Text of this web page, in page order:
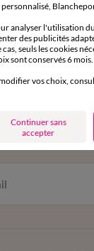
téléphone
du lundi au samedi
à la
dès 20€ d’achat
dans votre email de
analyser l'utilisation
des publicités
seuls les cookies
sont conservés 6 mois.
vos choix,
Continuer sans
accepter